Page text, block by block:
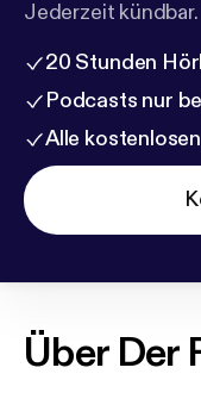
Jederzeit kündbar.
20 Stunden
Podcasts nur
Alle
Über Der